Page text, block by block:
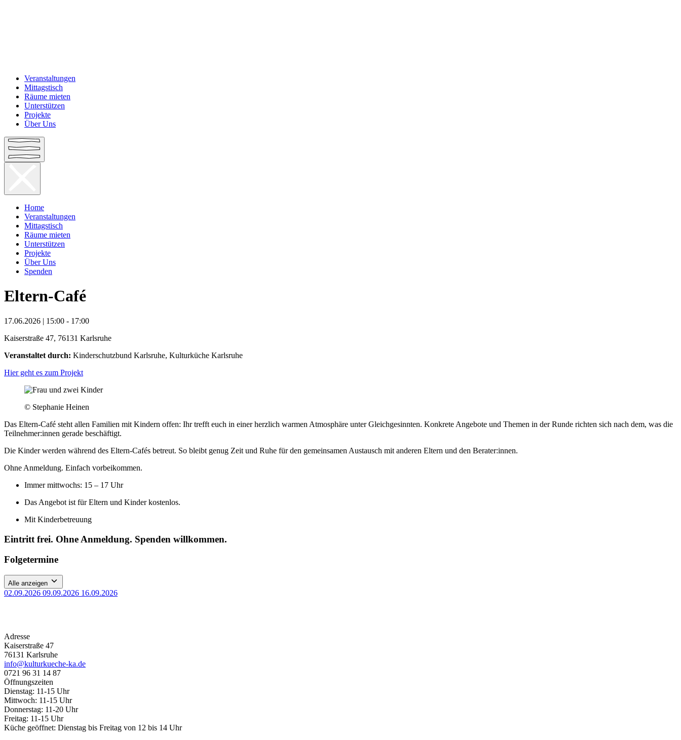
Veranstaltungen
Mittagstisch
Räume mieten
Unterstützen
Projekte
Über Uns
Home
Veranstaltungen
Mittagstisch
Räume mieten
Unterstützen
Projekte
Über Uns
Spenden
Eltern-Café
17.06.2026 | 15:00 - 17:00
Kaiserstraße 47, 76131 Karlsruhe
Veranstaltet durch: Kinderschutzbund Karlsruhe, Kulturküche Karlsruhe
Hier geht es zum Projekt
© Stephanie Heinen
Das Eltern-Café steht allen Familien mit Kindern offen: Ihr trefft euch in einer herzlich warmen Atmosphäre unter Gleichgesinnten. Konkrete Angebote und Themen in der Runde richten sich nach dem, was die
Teilnehmer:innen gerade beschäftigt.
Die Kinder werden während des Eltern-Cafés betreut. So bleibt genug Zeit und Ruhe für den gemeinsamen Austausch mit anderen Eltern und den Berater:innen.
Ohne Anmeldung. Einfach vorbeikommen.
Immer mittwochs: 15 – 17 Uhr
Das Angebot ist für Eltern und Kinder kostenlos.
Mit Kinderbetreuung
Eintritt frei. Ohne Anmeldung. Spenden willkommen.
Folgetermine
Alle anzeigen
02.09.2026 09.09.2026 16.09.2026
Adresse
Kaiserstraße 47
76131 Karlsruhe
info@kulturkueche-ka.de
0721 96 31 14 87
Öffnungszeiten
Dienstag: 11-15 Uhr
Mittwoch: 11-15 Uhr
Donnerstag: 11-20 Uhr
Freitag: 11-15 Uhr
Küche geöffnet: Dienstag bis Freitag von 12 bis 14 Uhr